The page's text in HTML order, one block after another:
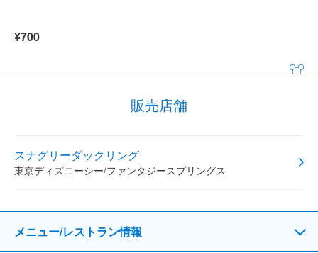
¥700
販売店舗
スナグリーダックリング
東京ディズニーシー/ファンタジースプリングス
メニュー/レストラン情報